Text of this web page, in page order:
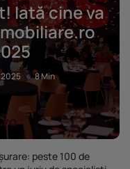
Câtă încredere
private
Iată cine va
2025 8 Min
peste 100 de